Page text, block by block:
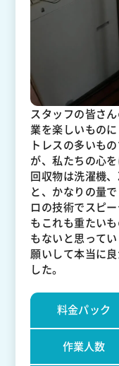
スタッフの皆さ
業を楽しいもの
トレスの多いも
が、私たちの心
回収物は洗濯機
と、かなりの量
ロの技術でスピ
もこれも重たい
もないと思って
願いして本当に
した。
料金パック
作業人数